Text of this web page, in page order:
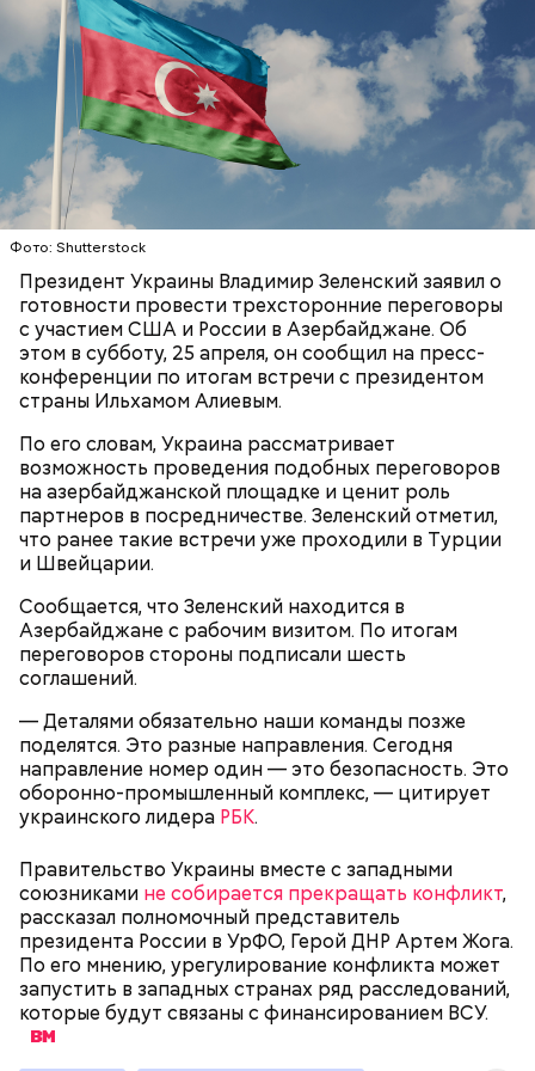
Фото: Shutterstock
Президент Украины Владимир Зеленский заявил о
готовности провести трехсторонние переговоры
с участием США и России в Азербайджане. Об
этом в субботу, 25 апреля, он сообщил на пресс-
конференции по итогам встречи с президентом
страны Ильхамом Алиевым.
По его словам, Украина рассматривает
возможность проведения подобных переговоров
на азербайджанской площадке и ценит роль
партнеров в посредничестве. Зеленский отметил,
что ранее такие встречи уже проходили в Турции
и Швейцарии.
Сообщается, что Зеленский находится в
Азербайджане с рабочим визитом. По итогам
переговоров стороны подписали шесть
соглашений.
— Деталями обязательно наши команды позже
поделятся. Это разные направления. Сегодня
направление номер один — это безопасность. Это
оборонно-промышленный комплекс, — цитирует
украинского лидера РБК.
Правительство Украины вместе с западными
союзниками не собирается прекращать конфликт,
рассказал полномочный представитель
президента России в УрФО, Герой ДНР Артем Жога.
По его мнению, урегулирование конфликта может
запустить в западных странах ряд расследований,
которые будут связаны с финансированием ВСУ.
Фото: Shutterstock
Главная особенность острова Сокотра —
драконовые деревья, которые растут только здесь.
Внешне они напоминают большие грибы, а
драконовыми их называют из-за красного цвета
смолы, которую местные жители сравнивают с
кровью дракона. Они же используют ее в
медицинских целях и красят ей ткань и волосы.
К тому же здесь водятся редкие виды животных и
других растений, которых в мире больше нигде не
встретить. На Сокотре также есть горы,
известняковое плато и прибрежные равнины,
которые дополняют «внеземную» атмосферу.
Он находился на посту менеджера, занимался
наймом персонала и продажей продуктов. В 2000
году Балмер сменил Билла Гейтса на посту
генерального директора. Им он оставался до 2014
года, после чего ушел с поста, но остался
держателем акций компании. Сейчас его состояние
оценивается в 126 миллиардов долларов.
Сергей Брин
Фото: World Economic Forum / CC BY-NC-SA 2.0
лет, семья иммигрировала в США.